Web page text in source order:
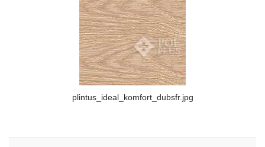
plintus_ideal_komfort_dubsfr.jpg